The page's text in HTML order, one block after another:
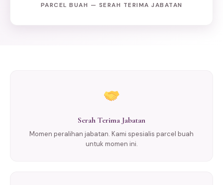
PARCEL BUAH — SERAH TERIMA JABATAN
Serah Terima Jabatan
Momen peralihan jabatan. Kami spesialis parcel buah
untuk momen ini.